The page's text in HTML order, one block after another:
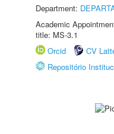
Department:
Academic
title: MS-3.1
Orcid
CV
Repositório